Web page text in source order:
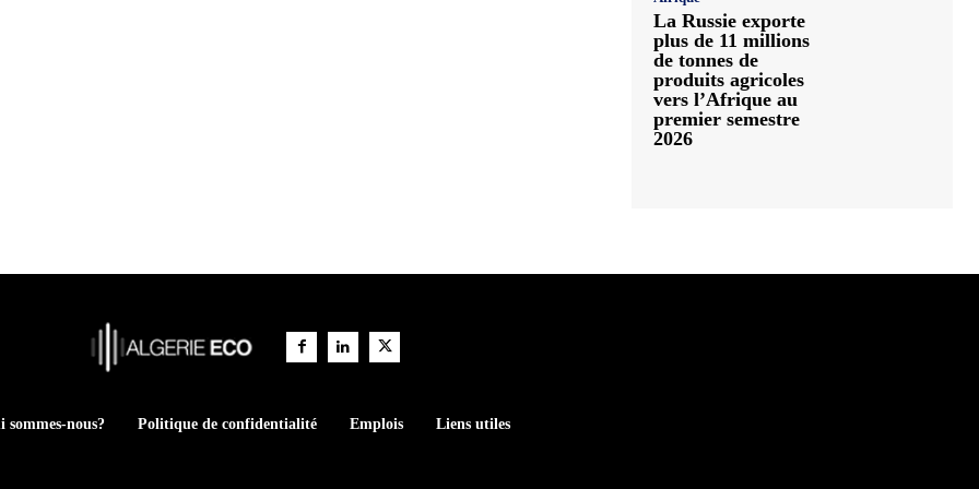
La Russie exporte
plus de 11 millions
de tonnes de
produits agricoles
vers l’Afrique au
premier semestre
2026
sommes-nous? Politique de confidentialité Emplois Liens utiles